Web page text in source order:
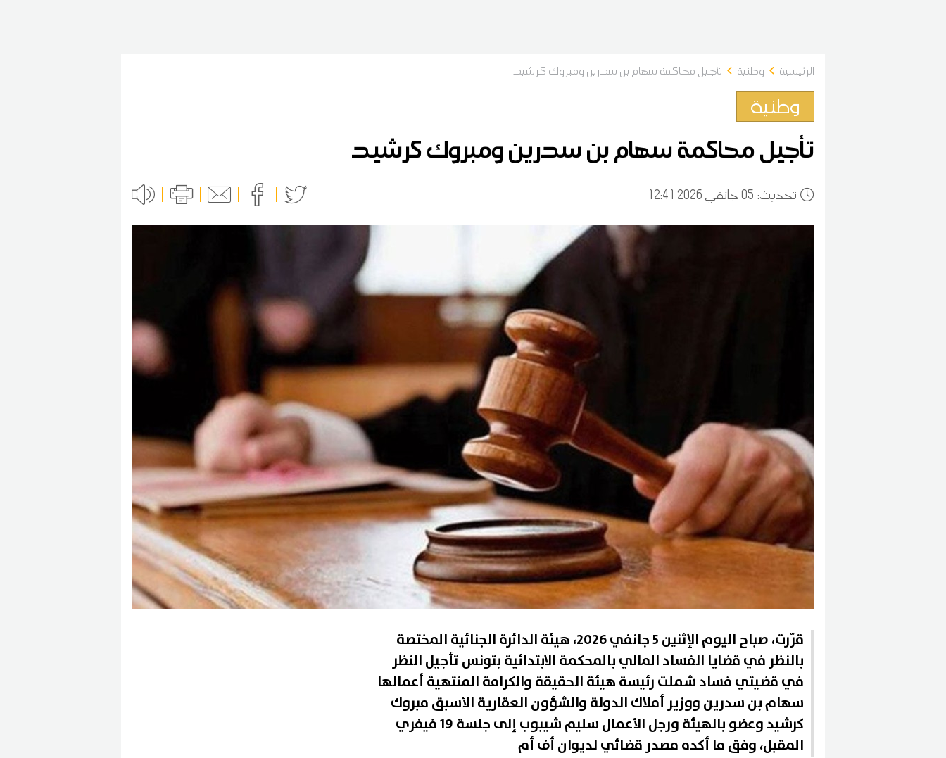
الرئيسية وطنية تأجيل محاكمة سهام بن سدرين ومبروك كرشيد
وطنية
تأجيل محاكمة سهام بن سدرين ومبروك كرشيد
:تحديث 0512:41 2026 جانفي
قرّرت، صباح اليوم الإثنين 5 جانفي 2026، هيئة الدائرة الجنائية المختصة
بالنظر في قضايا الفساد المالي بالمحكمة الابتدائية بتونس تأجيل النظر
في قضيتي فساد شملت رئيسة هيئة الحقيقة والكرامة المنتهية أعمالها
سهام بن سدرين ووزير أملاك الدولة والشؤون العقارية الأسبق مبروك
كرشيد وعضو بالهيئة ورجل الأعمال سليم شيبوب إلى جلسة 19 فيفري
المقبل، وفق ما أكده مصدر قضائي لديوان أف أم